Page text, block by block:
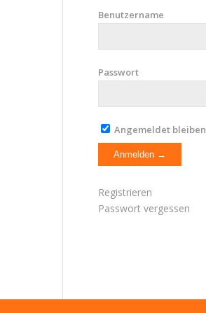
Benutzername
Passwort
Angemeldet bleiben
Registrieren
Passwort vergessen